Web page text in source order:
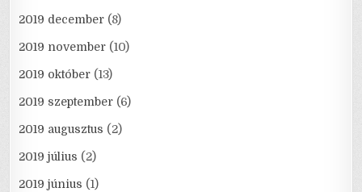
2019 december (8)
2019 november (10)
2019 október (13)
2019 szeptember (6)
2019 augusztus (2)
2019 július (2)
2019 június (1)